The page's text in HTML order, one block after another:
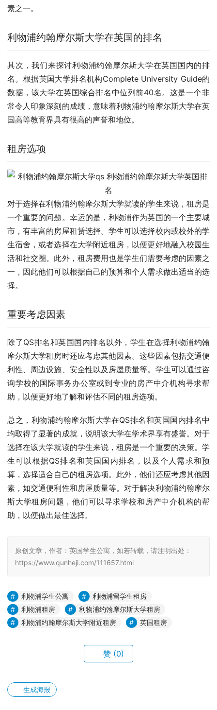
素之一。
利物浦约翰摩尔斯大学在英国的排名
其次，我们来探讨利物浦约翰摩尔斯大学在英国国内的排
名。根据英国大学排名机构Complete University Guide的
数据，该大学在英国综合排名中位列前40名。这是一个非
常令人印象深刻的成绩，意味着利物浦约翰摩尔斯大学在英
国高等教育界具有很高的声誉和地位。
租房选项
对于选择在利物浦约翰摩尔斯大学就读的学生来说，租房是
一个重要的问题。幸运的是，利物浦作为英国的一个主要城
市，有丰富的房屋租赁选择。学生可以选择校内或校外的学
生宿舍，或者选择在大学附近租房，以便更好地融入校园生
活和社交圈。此外，租房费用也是学生们需要考虑的因素之
一，因此他们可以根据自己的预算和个人需求做出适当的选
择。
重要考虑因素
除了QS排名和英国国内排名以外，学生在选择利物浦约翰
摩尔斯大学租房时还应考虑其他因素。这些因素包括交通便
利性、周边设施、安全性以及房屋质量等。学生可以通过咨
询学校的国际事务办公室或到专业的房产中介机构寻求帮
助，以便更好地了解和评估不同的租房选项。
总之，利物浦约翰摩尔斯大学在QS排名和英国国内排名中
均取得了显著的成就，说明该大学在学术界享有盛誉。对于
选择在该大学就读的学生来说，租房是一个重要的决策。学
生可以根据QS排名和英国国内排名，以及个人需求和预
算，选择适合自己的租房选项。此外，他们还应考虑其他因
素，如交通便利性和房屋质量等。对于解决利物浦约翰摩尔
斯大学租房问题，他们可以寻求学校和房产中介机构的帮
助，以便做出最佳选择。
原创文章，作者：英国学生公寓，如若转载，请注明出处：
https://www.qunheji.com/111657.html
利物浦学生公寓
利物浦留学生租房
利物浦租房
利物浦约翰摩尔斯大学租房
利物浦约翰摩尔斯大学附近租房
英国租房
赞 (0)
生成海报